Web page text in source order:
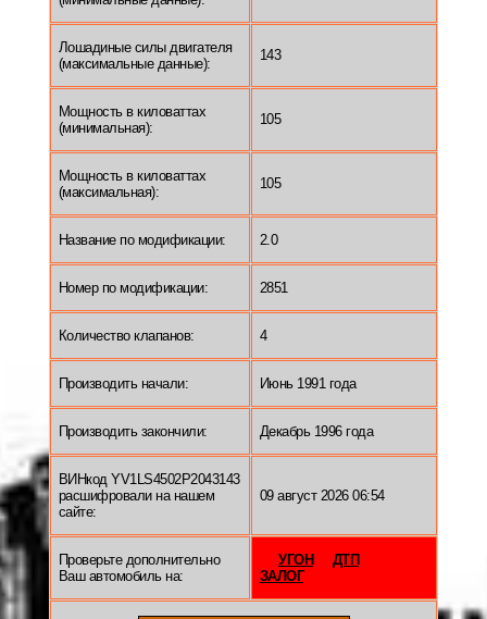
Лошадиные силы двигателя
(максимальные данные):
143
Мощность в киловаттах
(минимальная):
105
Мощность в киловаттах
(максимальная):
105
Название по модификации: 2.0
Номер по модификации: 2851
Количество клапанов: 4
Производить начали: Июнь 1991 года
Производить закончили: Декабрь 1996 года
ВИНкод YV1LS4502P2043143
расшифровали на нашем
сайте:
09 август 2026 06:54
Проверьте дополнительно
Ваш автомобиль на:
УГОН
ДТП
ЗАЛОГ